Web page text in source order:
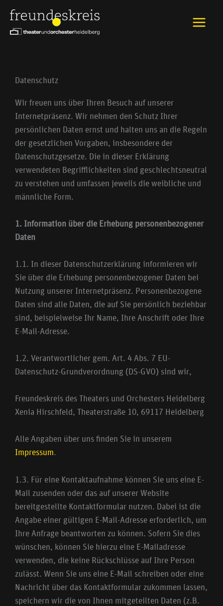
Inhalt
springen
Datenschutz
Wir freuen uns über Ihren Besuch auf unserer
Internetpräsenz. Wir nehmen den Schutz Ihrer
persönlichen Daten ernst und halten uns an die Regeln
der gesetzlichen Vorgaben, insbesondere der
Datenschutzgesetze. Die in dieser Erklärung
verwendeten Begrifflichkeiten sind geschlechtsneutral
zu verstehen und umfassen jeweils die weibliche und
männliche Form.
1. Information über die Erhebung personenbezogener
Daten
1.1. In dieser Datenschutzerklärung informieren wir
Sie über die Erhebung personenbezogener Daten bei
Nutzung unserer Internetpräsenz. Personenbezogene
Daten sind alle Daten, die auf Sie persönlich beziehbar
sind, beispielweise Ihr Name, Ihre Anschrift oder Ihre
E-Mail-Adresse.
1.2. Verantwortlicher gem. Art. 4 Abs. 7 EU-
Datenschutz-Grundverordnung (DS-GVO) sind wir,
Freundeskreis des Theaters und Orchesters Heidelberg
Xenia Hirschfeld, Theaterstraße 10, 69117 Heidelberg
Alle Angaben über uns finden Sie in unserem
Impressum.
1.3. Für eine Kontaktaufnahme können Sie uns eine E-
Mail zusenden oder das auf unserer Website
bereitgestellte Kontaktformular nutzen. Dabei ist die
Angabe einer gültigen E-Mail-Adresse erforderlich, um
Ihre Anfrage beantworten zu können. Sofern Sie dies
wünschen, können Sie hierzu eine E-Mailadresse
verwenden, die keine Rückschlüsse auf Ihre Person
zulässt. Wenn Sie uns eine E-Mail schreiben oder eine
Nachricht über das Kontaktformular zukommen lassen,
speichern wir die von Ihnen mitgeteilten Daten (z.B.